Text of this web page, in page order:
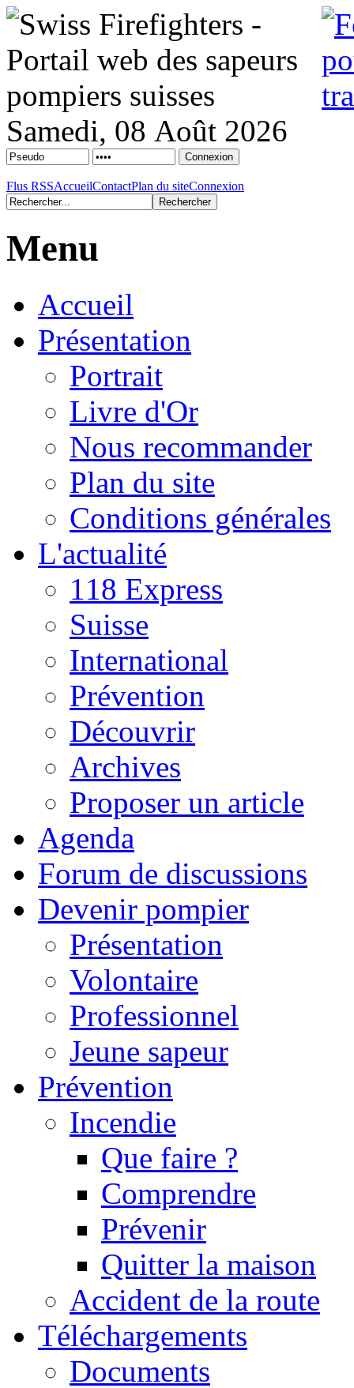
Samedi, 08 Août 2026
Flus RSSAccueilContactPlan du siteConnexion
Menu
Accueil
Présentation
Portrait
Livre d'Or
Nous recommander
Plan du site
Conditions générales
L'actualité
118 Express
Suisse
International
Prévention
Découvrir
Archives
Proposer un article
Agenda
Forum de discussions
Devenir pompier
Présentation
Volontaire
Professionnel
Jeune sapeur
Prévention
Incendie
Que faire ?
Comprendre
Prévenir
Quitter la maison
Accident de la route
Téléchargements
Documents